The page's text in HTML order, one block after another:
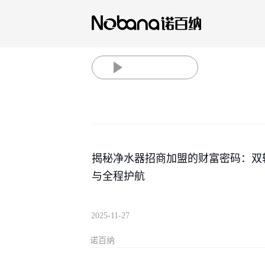
揭秘净水器招商加盟的财富密码：双
与全程护航
2025-11-27
诺百纳